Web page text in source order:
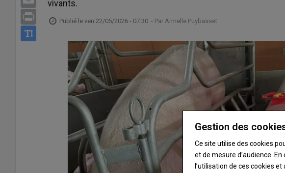
Print
vivants.
Publié le ven 22/05/2026 - 07:30 - Par Armelle Puybasset
Gestion des
Ce site utilise des cookies
et de mesure d’audience.
l’utilisation de ces cookies